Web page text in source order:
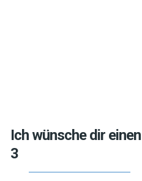
Ich wünsche dir
3